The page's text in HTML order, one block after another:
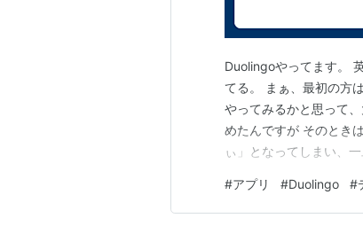
Duolingoやってます。
てる。 まぁ、最初の方
やってみるかと思って
めたんですが そのとき
ぃ」となってしまい、
ったので、ちょっと英
#アプリ #Duolingo #